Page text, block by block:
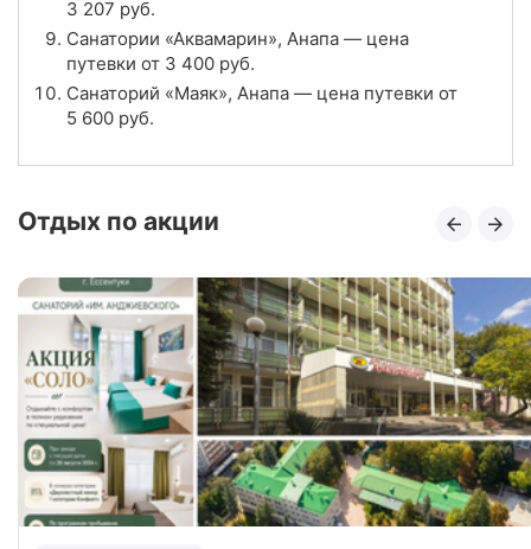
Рейтинг
Отзывы 3 отзывов
Санаторий «Старинная Анапа», Анапа
Цена в сутки от8 500руб.
Рейтинг 4.0
Отзывы 3 отзывов
Курортный отель «Анапа-Океан», Анапа
Цена в сутки от3 738руб.
Рейтинг 4.8
Отзывы 4 отзывов
Санаторий «Анапа», Анапа
3 207 руб.
Санатории «Аквамарин», Анапа — цена
путевки от 3 400 руб.
Санаторий «Маяк», Анапа — цена путевки от
5 600 руб.
Отдых по акции